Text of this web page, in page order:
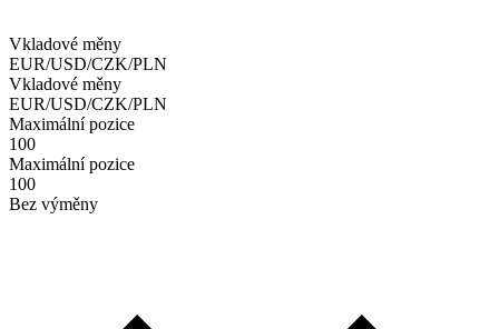
Vkladové měny
EUR/USD/CZK/PLN
Vkladové měny
EUR/USD/CZK/PLN
Maximální pozice
100
Maximální pozice
100
Bez výměny